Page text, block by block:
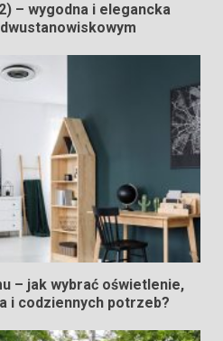
– wygodna i elegancka
– jak wybrać oświetlenie,
i codziennych potrzeb?